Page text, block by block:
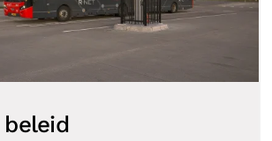
beleid